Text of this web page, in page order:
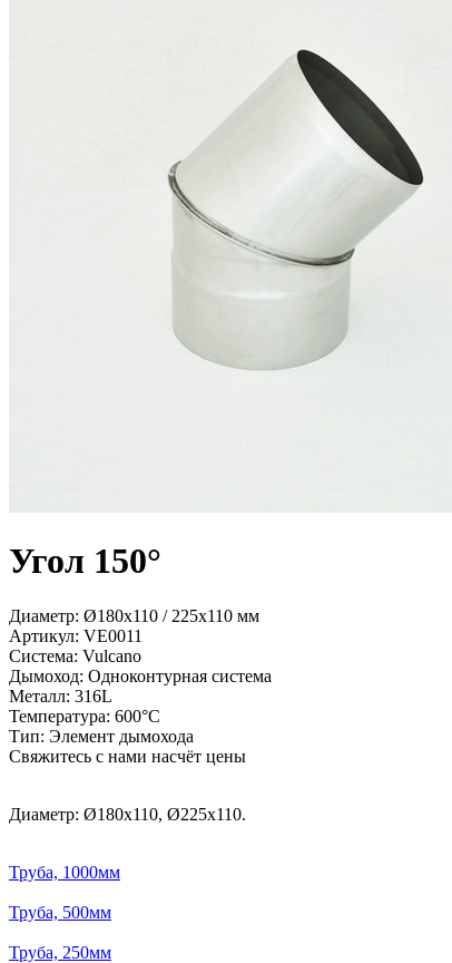
Угол 150°
Диаметр: Ø180x110 / 225x110 мм
Артикул: VE0011
Система: Vulcano
Дымоход: Одноконтурная система
Металл: 316L
Температура: 600°С
Тип: Элемент дымохода
Свяжитесь с нами насчёт цены
Диаметр: Ø180x110, Ø225x110.
Труба, 1000мм
Труба, 500мм
Труба, 250мм